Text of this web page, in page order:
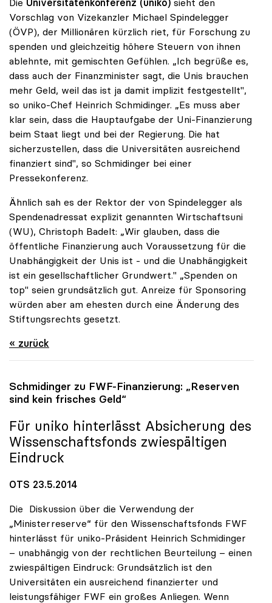
Die Universitätenkonferenz (uniko) sieht den
Vorschlag von Vizekanzler Michael Spindelegger
(ÖVP), der Millionären kürzlich riet, für Forschung zu
spenden und gleichzeitig höhere Steuern von ihnen
ablehnte, mit gemischten Gefühlen. „Ich begrüße es,
dass auch der Finanzminister sagt, die Unis brauchen
mehr Geld, weil das ist ja damit implizit festgestellt",
so uniko-Chef Heinrich Schmidinger. „Es muss aber
klar sein, dass die Hauptaufgabe der Uni-Finanzierung
beim Staat liegt und bei der Regierung. Die hat
sicherzustellen, dass die Universitäten ausreichend
finanziert sind", so Schmidinger bei einer
Pressekonferenz.
Ähnlich sah es der Rektor der von Spindelegger als
Spendenadressat explizit genannten Wirtschaftsuni
(WU), Christoph Badelt: „Wir glauben, dass die
öffentliche Finanzierung auch Voraussetzung für die
Unabhängigkeit der Unis ist - und die Unabhängigkeit
ist ein gesellschaftlicher Grundwert." „Spenden on
top" seien grundsätzlich gut. Anreize für Sponsoring
würden aber am ehesten durch eine Änderung des
Stiftungsrechts gesetzt.
« zurück
Schmidinger zu FWF-Finanzierung: „Reserven
sind kein frisches Geld“
Für uniko hinterlässt Absicherung des
Wissenschaftsfonds zwiespältigen
Eindruck
OTS 23.5.2014
Die Diskussion über die Verwendung der
„Ministerreserve“ für den Wissenschaftsfonds FWF
hinterlässt für uniko-Präsident Heinrich Schmidinger
– unabhängig von der rechtlichen Beurteilung – einen
zwiespältigen Eindruck: Grundsätzlich ist den
Universitäten ein ausreichend finanzierter und
leistungsfähiger FWF ein großes Anliegen. Wenn